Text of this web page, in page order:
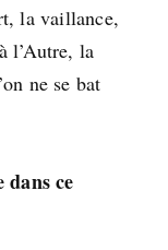
la vaillance,
l’Autre, la
ne se bat
ce